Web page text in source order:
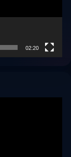
02:20